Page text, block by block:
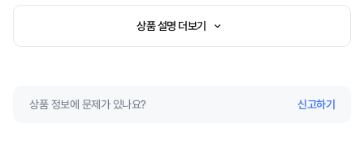
상품 설명 더보기
상품 정보에 문제가 있나요? 신고하기